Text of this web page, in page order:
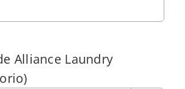
Alliance Laundry